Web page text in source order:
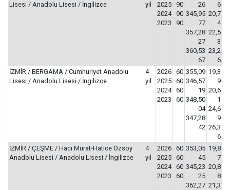
Lisesi / Anadolu Lisesi / İngilizce
yıl
2025
2024
2023
90
90
90
26
345,95
77
357,28
27
360,53
67
6
20,7
4
22,5
3
23,2
6
İZMİR / BERGAMA / Cumhuriyet Anadolu
Lisesi / Anadolu Lisesi / İngilizce
4
yıl
2026
2025
2024
2023
60
60
60
60
355,09
346,57
19
348,50
04
347,28
42
19,3
9
20,6
1
24,6
9
26,3
6
İZMİR / ÇEŞME / Hacı Murat-Hatice Özsoy
Anadolu Lisesi / Anadolu Lisesi / İngilizce
4
yıl
2026
2025
2024
2023
60
60
60
60
353,05
45
345,23
25
362,27
19,8
7
20,8
8
21,3